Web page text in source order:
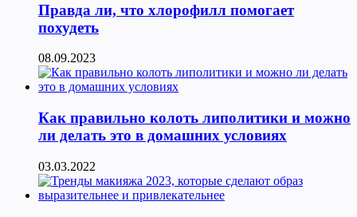
Правда ли, что хлорофилл помогает
похудеть
08.09.2023
Как правильно колоть липолитики и можно
ли делать это в домашних условиях
03.03.2022